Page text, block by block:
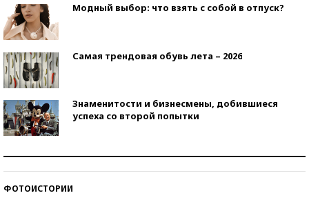
Модный выбор: что взять с собой в отпуск?
Самая трендовая обувь лета – 2026
Знаменитости и бизнесмены, добившиеся
успеха со второй попытки
ФОТОИСТОРИИ